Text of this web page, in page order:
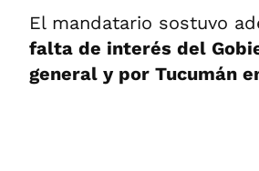
El mandatario sostuvo
falta de interés del
general y por Tucumán